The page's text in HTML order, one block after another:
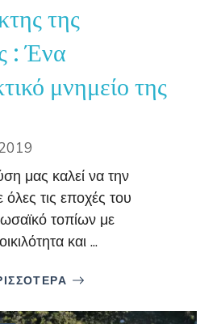
της
: Ένα
μνημείο της
μας καλεί να την
τις εποχές του
τοπίων με
και ...